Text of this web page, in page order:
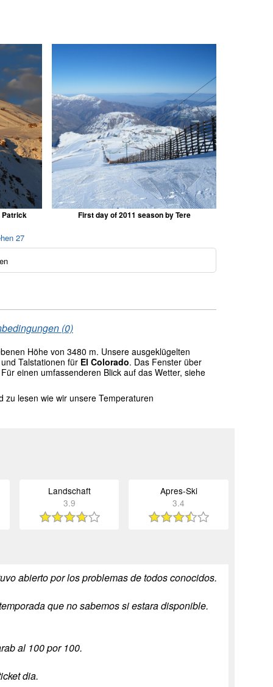
Patrick
First day of 2011 season by Tere
27
(0)
Höhe von 3480 m. Unsere ausgeklügelten
Talstationen für El Colorado. Das Fenster über
einen umfassenderen Blick auf das Wetter, siehe
lesen wie wir unsere Temperaturen
Landschaft
3.9
Apres-Ski
3.4
abierto por los problemas de todos conocidos.
que no sabemos si estara disponible.
al 100 por 100.
dia.